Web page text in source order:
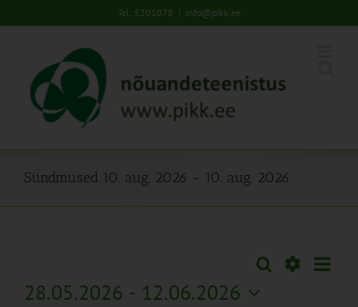
to
Tel: 5201078 | info@pikk.ee
Sündmused 10. aug. 2026 - 10. aug. 2026
Sündmused
Search
Otsi
28.05.2026 - 12.06.2026